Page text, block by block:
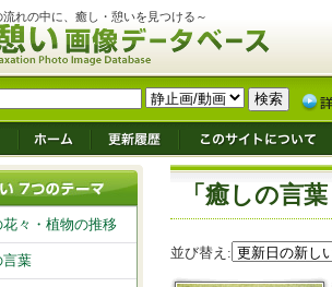
流れの中に、癒し・憩いを見つける～
「癒しの言
並び替え:
花々・植物の推移
言葉